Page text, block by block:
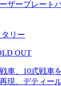
ザープレート
リー
OUT
車、10式戦車
現、デティー